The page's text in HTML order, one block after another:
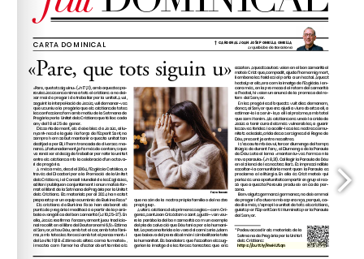
https://cutt.ly/RwHLfLqn